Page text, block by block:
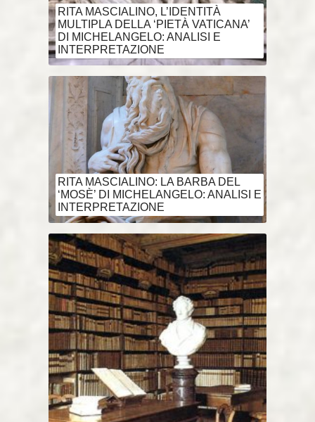
RITA MASCIALINO, L’IDENTITÀ
MULTIPLA DELLA ‘PIETÀ VATICANA’
DI MICHELANGELO: ANALISI E
INTERPRETAZIONE
RITA MASCIALINO: LA BARBA DEL
‘MOSÈ’ DI MICHELANGELO: ANALISI E
INTERPRETAZIONE